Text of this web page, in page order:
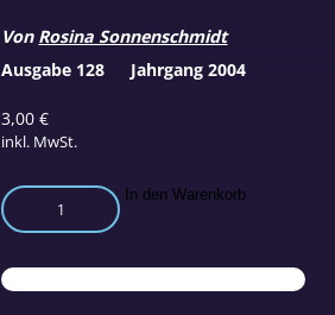
3,00€
inkl. MwSt.
Von Rosina Sonnenschmidt
Der
steinige
der
Pioniere:
In den Warenkorb
Ausgabe 128 Jahrgang 2004